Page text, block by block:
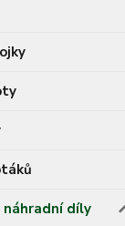
díly